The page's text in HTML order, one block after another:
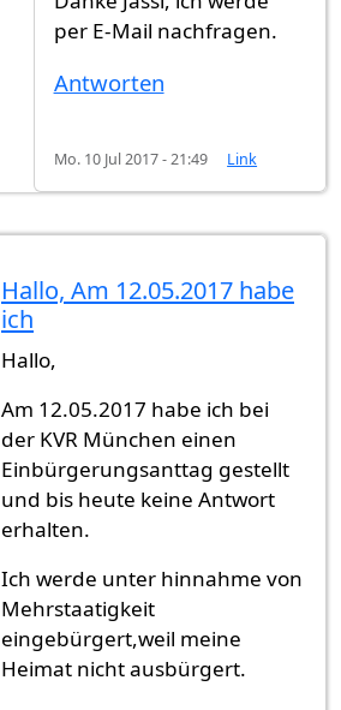
per E-Mail nachfragen.
Antworten
Mo. 10 Jul 2017 - 21:49 Link
Hallo, Am 12.05.2017 habe
ich
Hallo,
Am 12.05.2017 habe ich bei
der KVR München einen
Einbürgerungsanttag gestellt
und bis heute keine Antwort
erhalten.
Ich werde unter hinnahme von
Mehrstaatigkeit
eingebürgert,weil meine
Heimat nicht ausbürgert.